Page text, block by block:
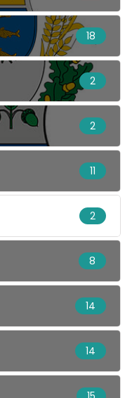
18
2
2
11
2
8
14
14